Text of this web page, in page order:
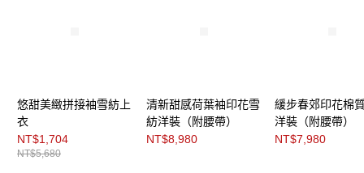
悠甜美緻拼接袖雪紡上
衣
NT$1,704
NT$5,680
清新甜感荷葉袖印花雪
紡洋裝（附腰帶）
NT$8,980
緩步春郊印花棉
洋裝（附腰帶）
NT$7,980